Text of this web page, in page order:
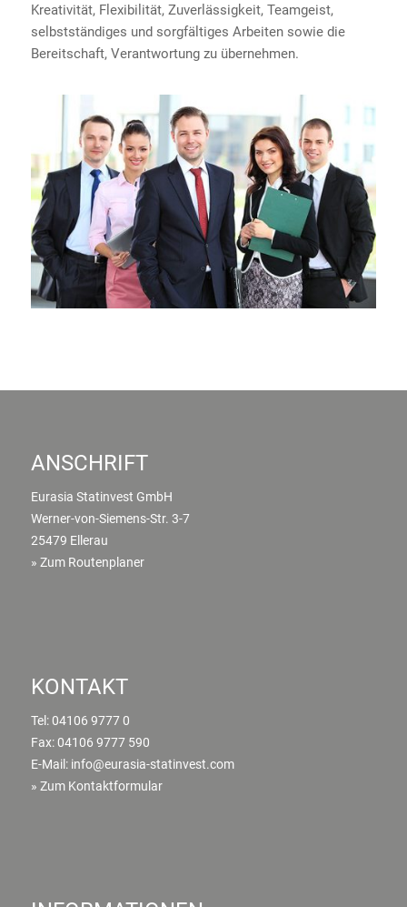
Kreativität, Flexibilität, Zuverlässigkeit, Teamgeist,
selbstständiges und sorgfältiges Arbeiten sowie die
Bereitschaft, Verantwortung zu übernehmen.
ANSCHRIFT
Eurasia Statinvest GmbH
Werner-von-Siemens-Str. 3-7
25479 Ellerau
» Zum Routenplaner
KONTAKT
Tel:04106 9777 0
Fax: 04106 9777 590
E-Mail: info@eurasia-statinvest.com
» Zum Kontaktformular